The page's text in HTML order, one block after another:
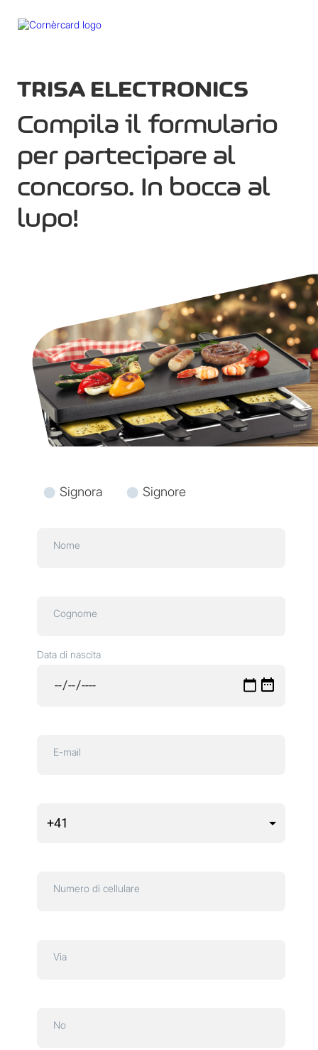
TRISA ELECTRONICS
Compila il formulario
per partecipare al
concorso. In bocca al
lupo!
Signora Signore
Nome
Cognome
Data di nascita
E-mail
Numero di cellulare
Via
No